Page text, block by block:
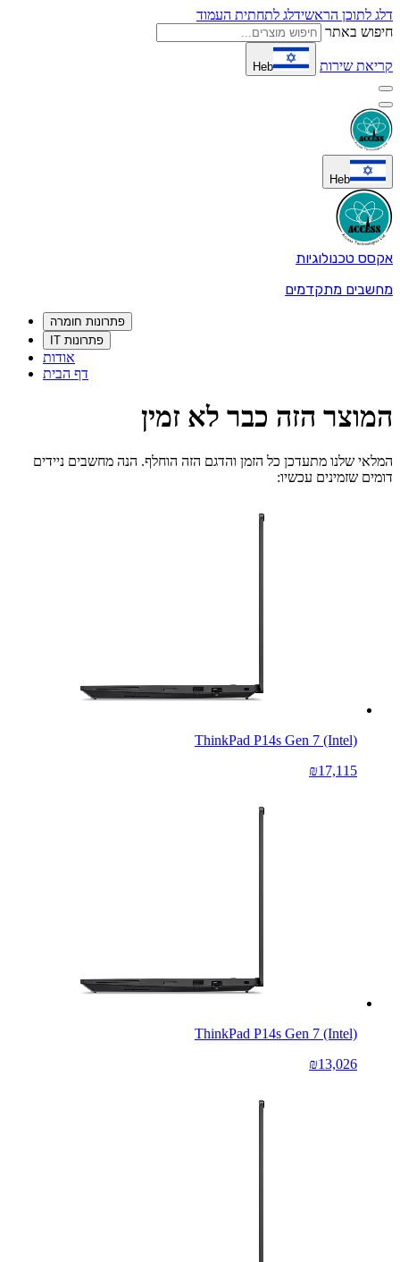
דלג לתוכן הראשידלג לתחתית העמוד
חיפוש באתר
קריאת שירות Heb
Heb
אקסס טכנולוגיות
מחשבים מתקדמים
פתרונות חומרה
פתרונות IT
אודות
דף הבית
המוצר הזה כבר לא זמין
המלאי שלנו מתעדכן כל הזמן והדגם הזה הוחלף. הנה מחשבים ניידים
דומים שזמינים עכשיו:
ThinkPad P14s Gen 7 (Intel)
₪17,115
ThinkPad P14s Gen 7 (Intel)
₪13,026